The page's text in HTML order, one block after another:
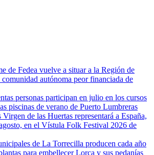
de Fedea vuelve a situar a la Región de
autónoma peor financiada de
personas participan en julio en los cursos
piscinas de verano de Puerto Lumbreras
de las Huertas representará a España,
en el Vístula Folk Festival 2026 de
de La Torrecilla producen cada año
para embellecer Lorca y sus pedanías